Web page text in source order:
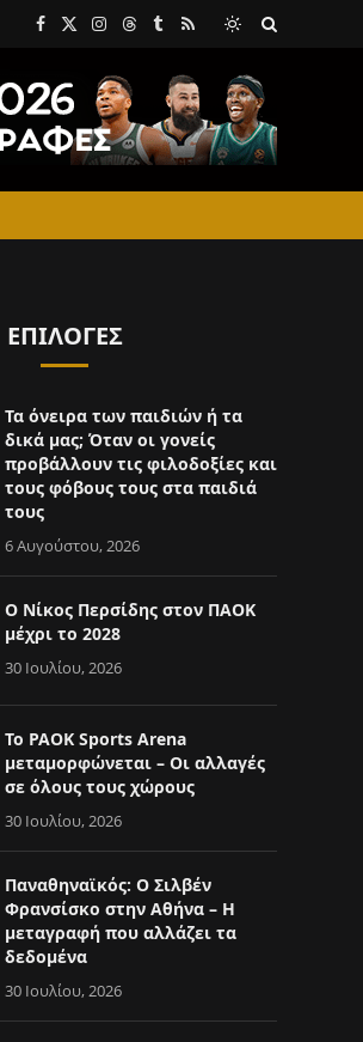
Facebook
X
Instagram
Threads
Tumblr
RSS
ΕΠΙΛΟΓΈΣ
Τα όνειρα των παιδιών ή τα
δικά μας; Όταν οι γονείς
προβάλλουν τις φιλοδοξίες και
τους φόβους τους στα παιδιά
τους
6 Αυγούστου, 2026
Ο Νίκος Περσίδης στον ΠΑΟΚ
μέχρι το 2028
30 Ιουλίου, 2026
Το PAOK Sports Arena
μεταμορφώνεται – Οι αλλαγές
σε όλους τους χώρους
30 Ιουλίου, 2026
Παναθηναϊκός: Ο Σιλβέν
Φρανσίσκο στην Αθήνα – Η
μεταγραφή που αλλάζει τα
δεδομένα
30 Ιουλίου, 2026